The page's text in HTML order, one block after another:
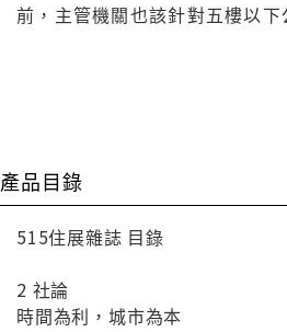
前，主管機關也該針對五樓以
產品目錄
515住展雜誌 目錄
2 社論
時間為利，城市為本